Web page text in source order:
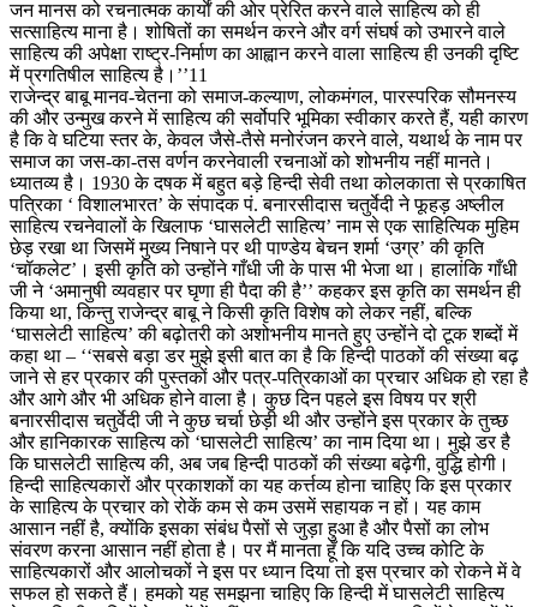
जन मानस को रचनात्मक कार्याें की ओर प्रेरित करने वाले साहित्य को ही
सत्साहित्य माना है। शोषितों का समर्थन करने और वर्ग संघर्ष को उभारने वाले
साहित्य की अपेक्षा राष्ट्र-निर्माण का आह्वान करने वाला साहित्य ही उनकी दृष्टि
में प्रगतिषील साहित्य है।’’11
राजेन्द्र बाबू मानव-चेतना को समाज-कल्याण, लोकमंगल, पारस्परिक सौमनस्य
की और उन्मुख करने में साहित्य की सर्वोपरि भूमिका स्वीकार करते हैं, यही कारण
है कि वे घटिया स्तर के, केवल जैसे-तैसे मनोरंजन करने वाले, यथार्थ के नाम पर
समाज का जस-का-तस वर्णन करनेवाली रचनाओं को शोभनीय नहीं मानते।
ध्यातव्य है। 1930 के दषक में बहुत बड़े हिन्दी सेवी तथा कोलकाता से प्रकाषित
पत्रिका ‘ विशालभारत’ के संपादक पं. बनारसीदास चतुर्वेदी ने फूहड़ अष्लील
साहित्य रचनेवालों के खिलाफ ‘घासलेटी साहित्य’ नाम से एक साहित्यिक मुहिम
छेड़ रखा था जिसमें मुख्य निषाने पर थी पाण्डेय बेचन शर्मा ‘उग्र’ की कृति
‘चॉकलेट’। इसी कृति को उन्होंने गाँधी जी के पास भी भेजा था। हालांकि गाँधी
जी ने ‘अमानुषी व्यवहार पर घृणा ही पैदा की है’’ कहकर इस कृति का समर्थन ही
किया था, किन्तु राजेन्द्र बाबू ने किसी कृति विशेष को लेकर नहीं, बल्कि
‘घासलेटी साहित्य’ की बढ़ोतरी को अशोभनीय मानते हुए उन्होंने दो टूक शब्दों में
कहा था – ‘‘सबसे बड़ा डर मुझे इसी बात का है कि हिन्दी पाठकों की संख्या बढ़
जाने से हर प्रकार की पुस्तकों और पत्र-पत्रिकाओं का प्रचार अधिक हो रहा है
और आगे और भी अधिक होने वाला है। कुछ दिन पहले इस विषय पर श्री
बनारसीदास चतुर्वेदी जी ने कुछ चर्चा छेड़ी थी और उन्होंने इस प्रकार के तुच्छ
और हानिकारक साहित्य को ‘घासलेटी साहित्य’ का नाम दिया था। मुझे डर है
कि घासलेटी साहित्य की, अब जब हिन्दी पाठकों की संख्या बढ़ेगी, वुद्धि होगी।
हिन्दी साहित्यकारों और प्रकाशकों का यह कर्त्तव्य होना चाहिए कि इस प्रकार
के साहित्य के प्रचार को रोकें कम से कम उसमें सहायक न हों। यह काम
आसान नहीं है, क्योंकि इसका संबंध पैसों से जुड़ा हुआ है और पैसों का लोभ
संवरण करना आसान नहीं होता है। पर मैं मानता हूँ कि यदि उच्च कोटि के
साहित्यकारों और आलोचकों ने इस पर ध्यान दिया तो इस प्रचार को रोकने में वे
सफल हो सकते हैं। हमको यह समझना चाहिए कि हिन्दी में घासलेटी साहित्य